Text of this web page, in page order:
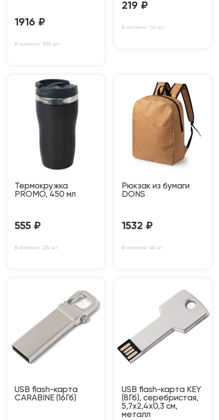
1916 ₽
В наличии: 1935 шт
219 ₽
В наличии: 114 шт
Термокружка
PROMO, 450 мл
555 ₽
В наличии: 235 шт
Рюкзак из бумаги
DONS
1532 ₽
В наличии: 48 шт
USB flash-карта
CARABINE (16Гб)
USB flash-карта KEY
(8Гб), серебристая,
5,7х2,4х0,3 см,
металл